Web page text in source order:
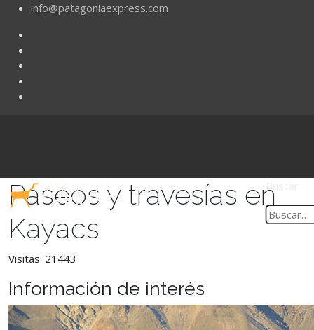
info@patagoniaexpress.com
Paseos y travesías en
Kayacs
Visitas: 21443
Información de interés